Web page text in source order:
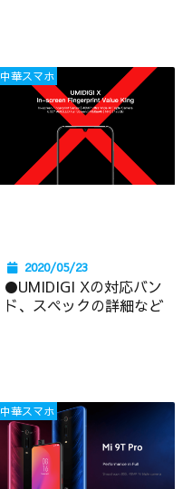
中華スマホ
2020/05/23
●UMIDIGI Xの対応バン
ド、スペックの詳細など
中華スマホ